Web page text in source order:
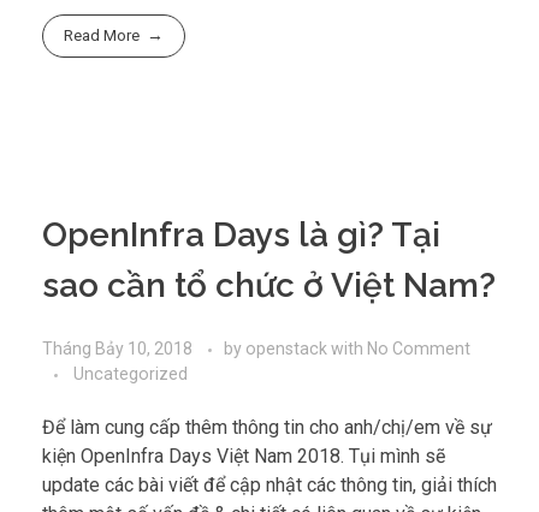
OpenInfra Days là gì? Tại
sao cần tổ chức ở Việt Nam?
Tháng Bảy 10, 2018 by openstack with No Comment
Uncategorized
Để làm cung cấp thêm thông tin cho anh/chị/em về sự
kiện OpenInfra Days Việt Nam 2018. Tụi mình sẽ
update các bài viết để cập nhật các thông tin, giải thích